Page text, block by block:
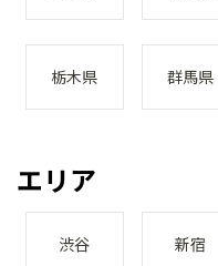
栃木県 群馬県
エリア
渋谷 新宿